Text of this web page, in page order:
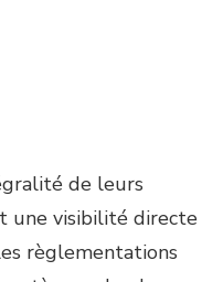
de leurs
une visibilité directe
règlementations